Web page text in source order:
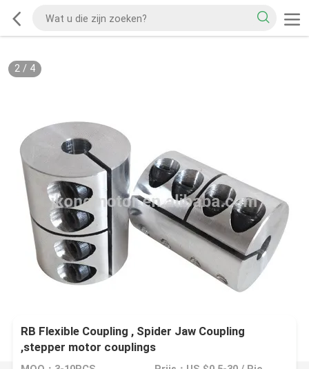
2/ 4
RB Flexible Coupling , Spider Jaw Coupling
,stepper motor couplings